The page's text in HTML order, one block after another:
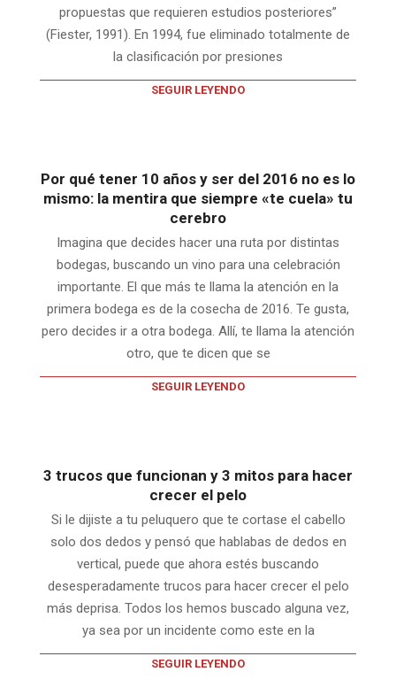
propuestas que requieren estudios posteriores”
(Fiester, 1991). En 1994, fue eliminado totalmente de
la clasificación por presiones
SEGUIR LEYENDO
Por qué tener 10 años y ser del 2016 no es lo
mismo: la mentira que siempre «te cuela» tu
cerebro
Imagina que decides hacer una ruta por distintas
bodegas, buscando un vino para una celebración
importante. El que más te llama la atención en la
primera bodega es de la cosecha de 2016. Te gusta,
pero decides ir a otra bodega. Allí, te llama la atención
otro, que te dicen que se
SEGUIR LEYENDO
3 trucos que funcionan y 3 mitos para hacer
crecer el pelo
Si le dijiste a tu peluquero que te cortase el cabello
solo dos dedos y pensó que hablabas de dedos en
vertical, puede que ahora estés buscando
desesperadamente trucos para hacer crecer el pelo
más deprisa. Todos los hemos buscado alguna vez,
ya sea por un incidente como este en la
SEGUIR LEYENDO